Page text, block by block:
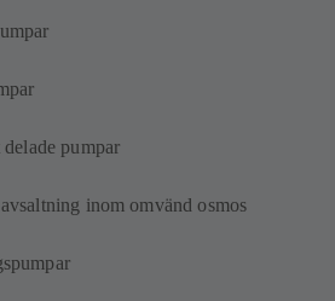
pumpar
inom omvänd osmos